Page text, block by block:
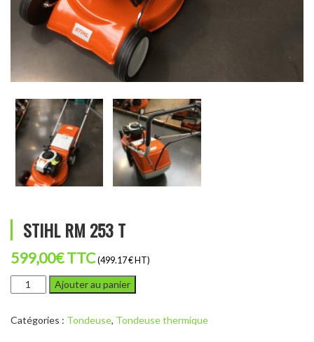
STIHL RM 253 T
599,00€TTC (499.17 € HT)
quantité
de
RM
Ajouter au panier
Catégories : Tondeuse, Tondeuse thermique